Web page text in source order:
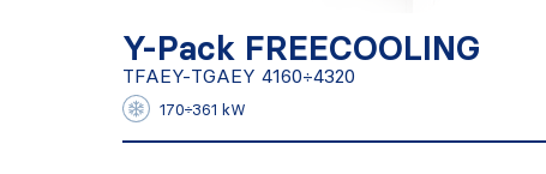
Y-Pack FREECOOLING
TFAEY-TGAEY 4160÷4320
170÷361 kW
Find out more